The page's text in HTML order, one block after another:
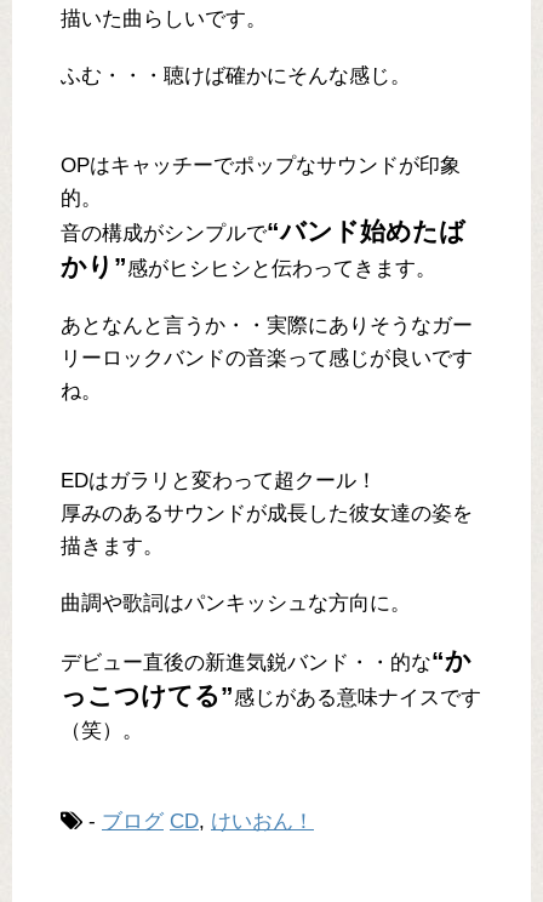
描いた曲らしいです。
ふむ・・・聴けば確かにそんな感じ。
OPはキャッチーでポップなサウンドが印象
的。
音の構成がシンプルで“バンド始めたば
かり”感がヒシヒシと伝わってきます。
あとなんと言うか・・実際にありそうなガー
リーロックバンドの音楽って感じが良いです
ね。
EDはガラリと変わって超クール！
厚みのあるサウンドが成長した彼女達の姿を
描きます。
曲調や歌詞はパンキッシュな方向に。
デビュー直後の新進気鋭バンド・・的な“か
っこつけてる”感じがある意味ナイスです
（笑）。
- ブログ CD, けいおん！